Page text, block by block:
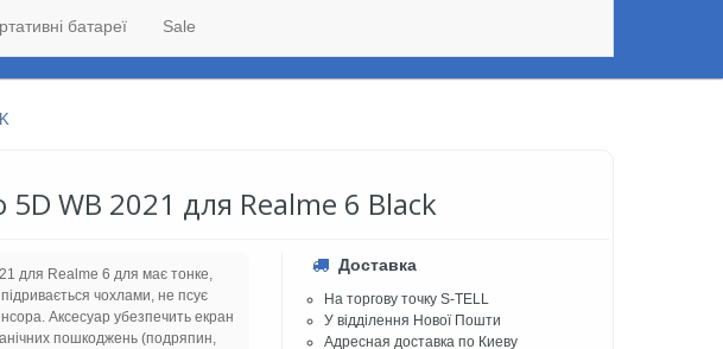
батареї Sale
5D WB 2021 для Realme 6 Black
для Realme 6 для має тонке,
чохлами, не псує
Аксесуар убезпечить екран
пошкоджень (подряпин,
Доставка
На торгову точку S-TELL
У відділення Нової Пошти
Адресная доставка по Киеву